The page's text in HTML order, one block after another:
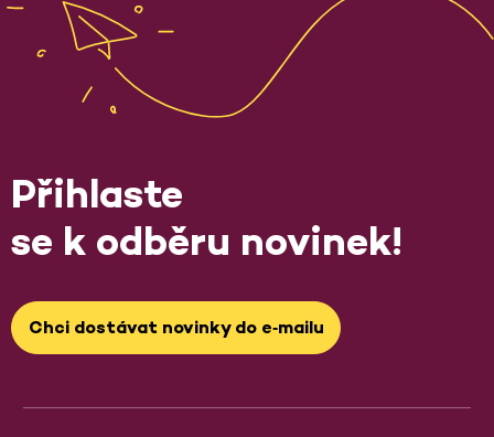
Přihlaste
se k odběru novinek!
Chci dostávat novinky do e‑mailu